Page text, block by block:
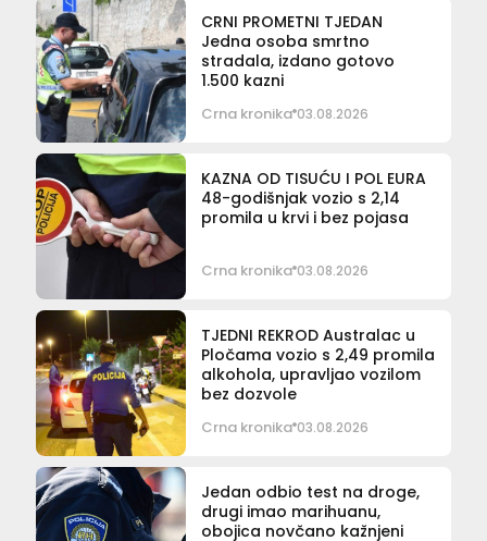
CRNI PROMETNI TJEDAN
Jedna osoba smrtno
stradala, izdano gotovo
1.500 kazni
Crna kronika 03.08.2026
KAZNA OD TISUĆU I POL EURA
48-godišnjak vozio s 2,14
promila u krvi i bez pojasa
Crna kronika 03.08.2026
TJEDNI REKROD Australac u
Pločama vozio s 2,49 promila
alkohola, upravljao vozilom
bez dozvole
Crna kronika 03.08.2026
Jedan odbio test na droge,
drugi imao marihuanu,
obojica novčano kažnjeni